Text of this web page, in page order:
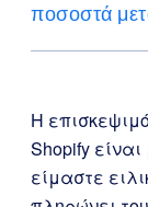
ποσοστά
Η
Shopify
είμαστε